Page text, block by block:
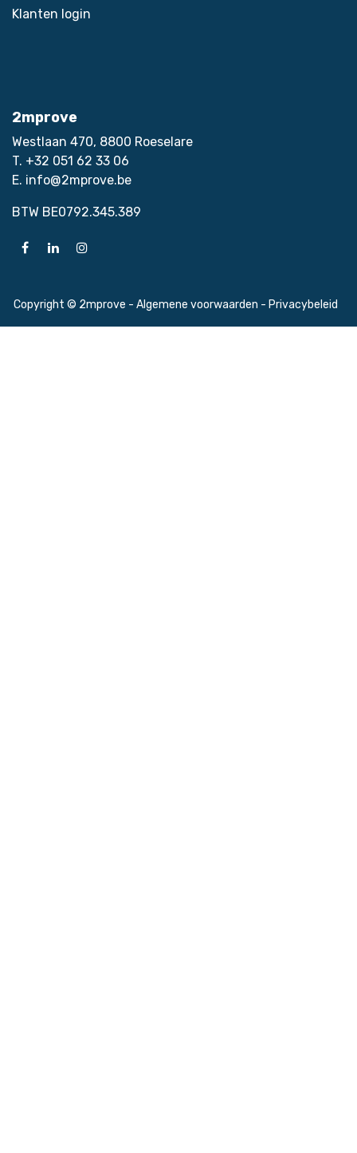
Klanten login
2mprove
Westlaan 470, 8800 Roeselare
T. +32 051 62 33 06
E. info@2mprove.be
BTW BE0792.345.389
Copyright © 2mprove - Algemene voorwaarden - Priva​cybeleid